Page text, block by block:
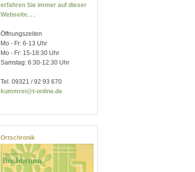
erfahren Sie immer auf dieser
Webseite. . .
Öffnungszeiten
Mo - Fr: 6-13 Uhr
Mo - Fr: 15-18:30 Uhr
Samstag: 6:30-12:30 Uhr
Tel. 09321 / 92 93 670
kummrei@t-online.de
Ortschronik